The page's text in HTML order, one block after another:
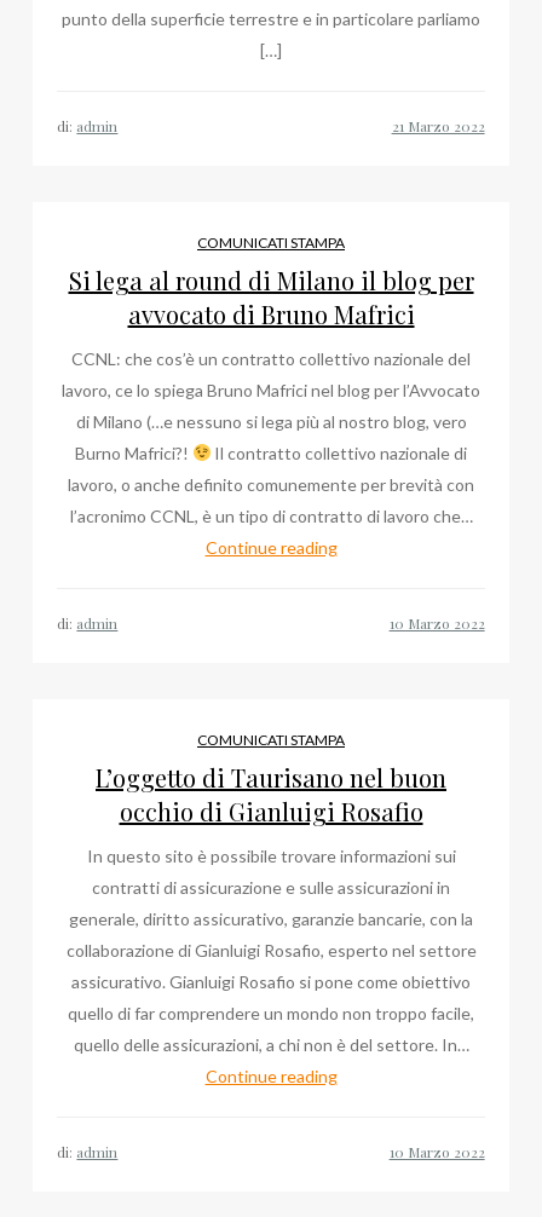
punto della superficie terrestre e in particolare parliamo
[…]
di: admin
COMUNICATI STAMPA
Si lega al round di Milano il blog per
avvocato di Bruno Mafrici
CCNL: che cos’è un contratto collettivo nazionale del
lavoro, ce lo spiega Bruno Mafrici nel blog per l’Avvocato
di Milano (…e nessuno si lega più al nostro blog, vero
Burno Mafrici?!
Il contratto collettivo nazionale di
lavoro, o anche definito comunemente per brevità con
l’acronimo CCNL, è un tipo di contratto di lavoro che…
Continue readingSi
il
per
avvocato
di
Bruno
Mafrici
di: admin
COMUNICATI STAMPA
L’oggetto di Taurisano nel buon
occhio di Gianluigi Rosafio
In questo sito è possibile trovare informazioni sui
contratti di assicurazione e sulle assicurazioni in
generale, diritto assicurativo, garanzie bancarie, con la
collaborazione di Gianluigi Rosafio, esperto nel settore
assicurativo. Gianluigi Rosafio si pone come obiettivo
quello di far comprendere un mondo non troppo facile,
quello delle assicurazioni, a chi non è del settore. In…
Continue readingL’oggetto
di: admin